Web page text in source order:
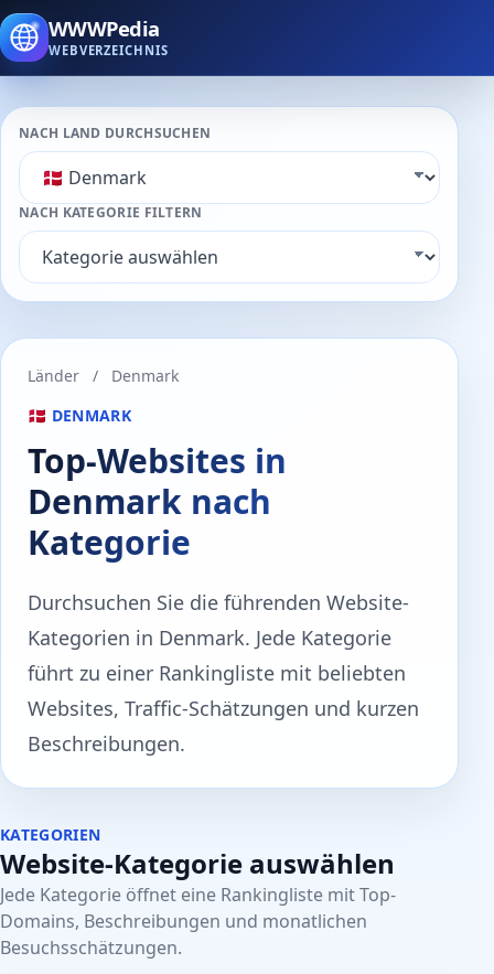
WWWPedia
WEBVERZEICHNIS
NACH LAND DURCHSUCHEN
NACH KATEGORIE FILTERN
Länder /
Denmark
🇩🇰 DENMARK
Top-Websites in
Denmark nach
Kategorie
Durchsuchen Sie die führenden Website-
Kategorien in Denmark. Jede Kategorie
führt zu einer Rankingliste mit beliebten
Websites, Traffic-Schätzungen und kurzen
Beschreibungen.
KATEGORIEN
Website-Kategorie auswählen
Jede Kategorie öffnet eine Rankingliste mit Top-
Domains, Beschreibungen und monatlichen
Besuchsschätzungen.